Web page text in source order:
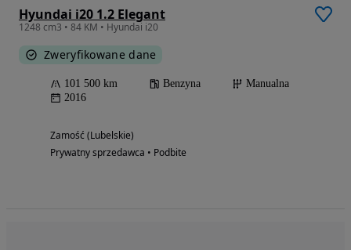
Hyundai i20 1.2 Elegant
1248 cm3 • 84 KM • Hyundai i20
Zweryfikowane dane
101 500 km Benzyna
Manualna
2016
Zamość (Lubelskie)
Prywatny sprzedawca • Podbite